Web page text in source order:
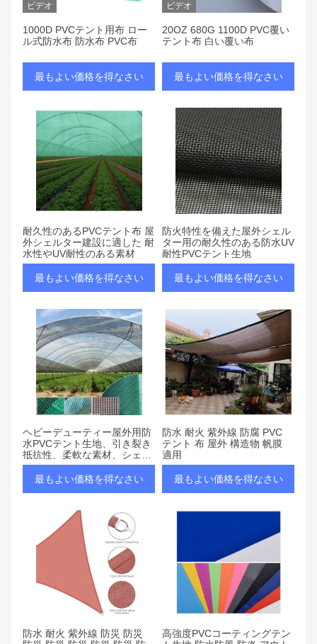
ビデオ
1000D PVCテント用布 ロー
ル式防水布 防水布 PVC布
最もよい価格を得なさい
ビデオ
20OZ 680G 1100D PVC覆い
テント布 白い覆い布
最もよい価格を得なさい
耐久性のあるPVCテント布 屋
外シェルター建設に適した 耐
水性やUV耐性のある素材
最もよい価格を得なさい
防火特性を備えた屋外シェル
ター用の耐久性のある防水UV
耐性PVCテント生地
最もよい価格を得なさい
ヘビーデューティー屋外用防
水PVCテント生地、引き裂き
抵抗性、柔軟な素材、シェル
ターソリューション向け
最もよい価格を得なさい
防水 耐火 紫外線 防腐 PVC
テント 布 屋外 構造物 帆膜
適用
最もよい価格を得なさい
防水 耐火 紫外線 防災 防災
高強度PVCコーティングテン